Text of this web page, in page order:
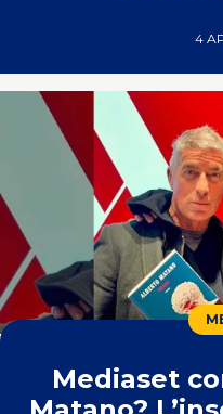
4
Mediaset